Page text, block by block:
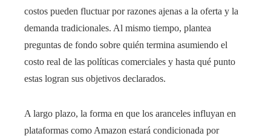
costos pueden fluctuar por razones ajenas a la oferta y la
demanda tradicionales. Al mismo tiempo, plantea
preguntas de fondo sobre quién termina asumiendo el
costo real de las políticas comerciales y hasta qué punto
estas logran sus objetivos declarados.
A largo plazo, la forma en que los aranceles influyan en
plataformas como Amazon estará condicionada por